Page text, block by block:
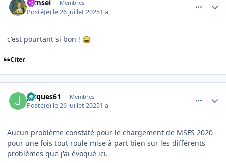
symsei Membres
Posté(e) le 26 juillet 20251 a
c'est pourtant si bon !
Citer
jacques61 Membres
Posté(e) le 26 juillet 20251 a
Aucun problème constaté pour le chargement de MSFS 2020
pour une fois tout roule mise à part bien sur les différents
problèmes que j'ai évoqué ici.